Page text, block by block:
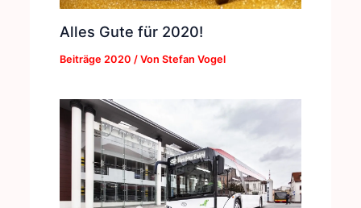
Alles Gute für 2020!
Beiträge 2020 / Von Stefan Vogel